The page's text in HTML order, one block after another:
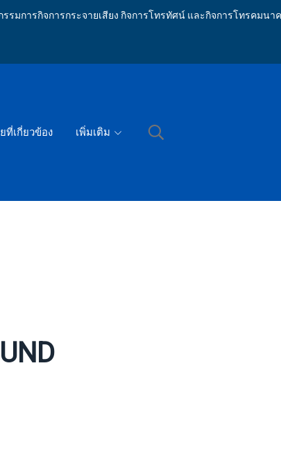
มการกิจการกระจายเสียง กิจการโทรทัศน์ และกิจการโทรคมนา
ที่เกี่ยวข้อง เพิ่มเติม